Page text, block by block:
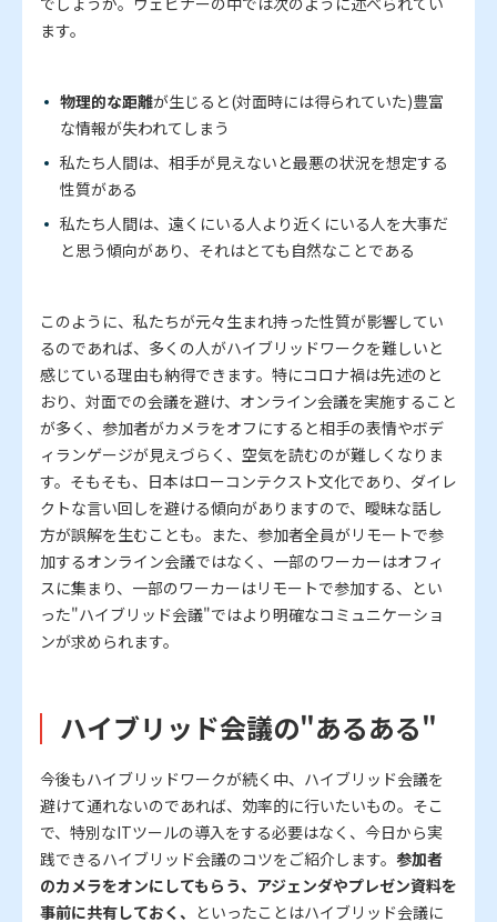
ます。
物理的な距離が生じると(対面時には得られていた)豊富
な情報が失われてしまう
私たち人間は、相手が見えないと最悪の状況を想定する
性質がある
私たち人間は、遠くにいる人より近くにいる人を大事だ
と思う傾向があり、それはとても自然なことである
このように、私たちが元々生まれ持った性質が影響してい
るのであれば、多くの人がハイブリッドワークを難しいと
感じている理由も納得できます。特にコロナ禍は先述のと
おり、対面での会議を避け、オンライン会議を実施すること
が多く、参加者がカメラをオフにすると相手の表情やボデ
ィランゲージが見えづらく、空気を読むのが難しくなりま
す。そもそも、日本はローコンテクスト文化であり、ダイレ
クトな言い回しを避ける傾向がありますので、曖昧な話し
方が誤解を生むことも。また、参加者全員がリモートで参
加するオンライン会議ではなく、一部のワーカーはオフィ
スに集まり、一部のワーカーはリモートで参加する、とい
った"ハイブリッド会議"ではより明確なコミュニケーショ
ンが求められます。
ハイブリッド会議の"あるある"
今後もハイブリッドワークが続く中、ハイブリッド会議を
避けて通れないのであれば、効率的に行いたいもの。そこ
で、特別なITツールの導入をする必要はなく、今日から実
践できるハイブリッド会議のコツをご紹介します。 参加者
のカメラをオンにしてもらう、アジェンダやプレゼン資料を
事前に共有しておく、 といったことはハイブリッド会議に